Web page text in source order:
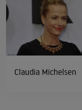
Claudia Michelsen